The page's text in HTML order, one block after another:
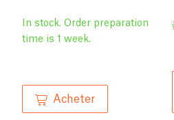
In stock. Order preparation
time is 1 week.
Acheter